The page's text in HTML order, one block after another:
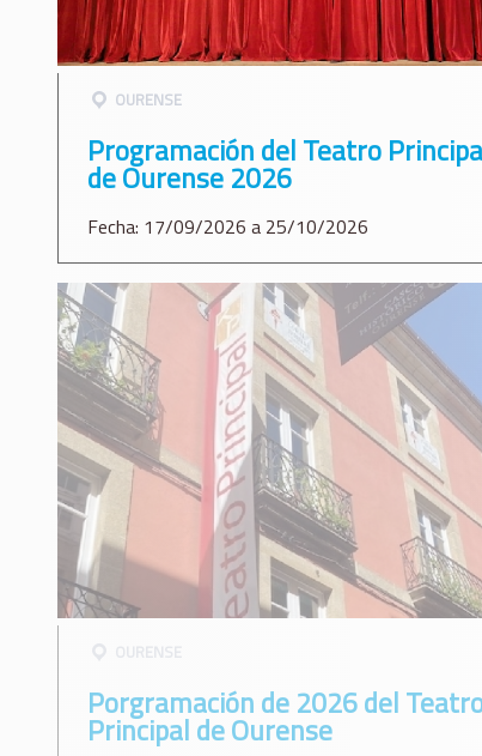
OURENSE
Programación del Teatro
de Ourense 2026
Fecha: 17/09/2026 a 25/10/2026
Porgramación de 2026 del
Principal de Ourense